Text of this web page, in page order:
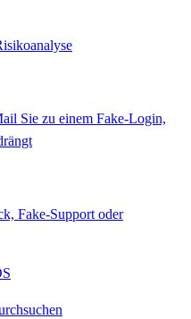
Sie zu einem Fake-Login,
Fake-Support oder